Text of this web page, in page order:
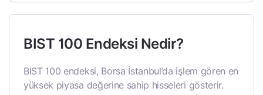
BIST 100 Endeksi Nedir?
BIST 100 endeksi, Borsa İstanbul’da işlem gören en
yüksek piyasa değerine sahip hisseleri gösterir.